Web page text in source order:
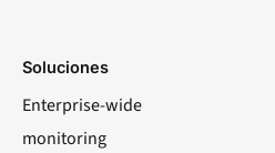
Soluciones
Enterprise-wide
monitoring